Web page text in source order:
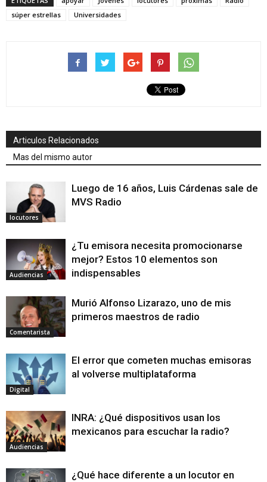
súper estrellas
Universidades
Articulos Relacionados
Mas del mismo autor
locutores
Luego de 16 años, Luis Cárdenas sale de
MVS Radio
Audiencias
¿Tu emisora necesita promocionarse
mejor? Estos 10 elementos son
indispensables
Comentarista
Murió Alfonso Lizarazo, uno de mis
primeros maestros de radio
Digital
El error que cometen muchas emisoras
al volverse multiplataforma
Audiencias
INRA: ¿Qué dispositivos usan los
mexicanos para escuchar la radio?
¿Qué hace diferente a un locutor en